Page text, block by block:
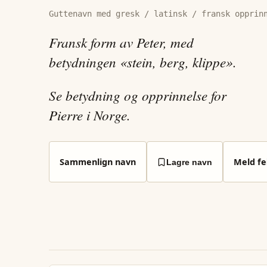
Guttenavn med gresk / latinsk / fransk
Fransk form av Peter, med
betydningen «stein, berg, klippe».
Se betydning og opprinnelse for
Pierre i Norge.
Sammenlign navn Lagre navn Meld